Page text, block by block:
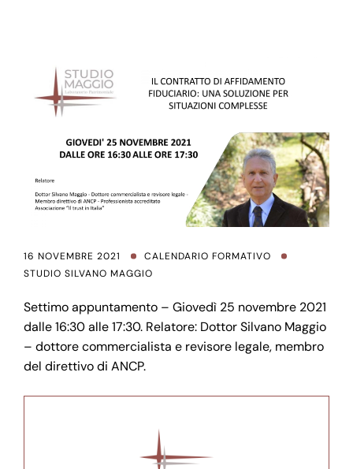
16 NOVEMBRE 2021
CALENDARIO FORMATIVO
STUDIO SILVANO MAGGIO
Settimo appuntamento – Giovedì 25 novembre 2021
dalle 16:30 alle 17:30. Relatore: Dottor Silvano Maggio
– dottore commercialista e revisore legale, membro
del direttivo di ANCP.